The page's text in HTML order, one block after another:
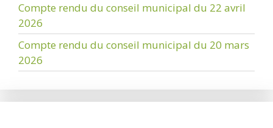
Compte rendu du conseil municipal du 22 avril
2026
Compte rendu du conseil municipal du 20 mars
2026